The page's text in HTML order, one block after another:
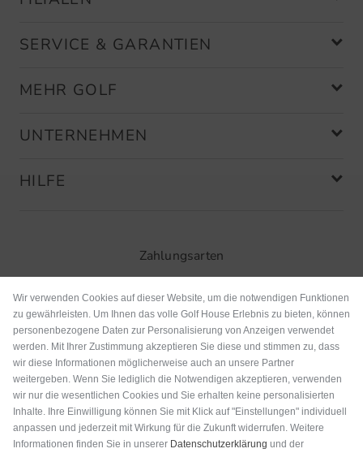
SERVICE & GARANTIEN
MEHR GOLF
UNTERNEHMEN
HILFE
Zahlungsarten
Versand
Wir verwenden Cookies auf dieser Website, um die notwendigen Funktionen
zu gewährleisten. Um Ihnen das volle Golf House Erlebnis zu bieten, können
personenbezogene Daten zur Personalisierung von Anzeigen verwendet
werden. Mit Ihrer Zustimmung akzeptieren Sie diese und stimmen zu, dass
wir diese Informationen möglicherweise auch an unsere Partner
weitergeben. Wenn Sie lediglich die Notwendigen akzeptieren, verwenden
wir nur die wesentlichen Cookies und Sie erhalten keine personalisierten
Inhalte. Ihre Einwilligung können Sie mit Klick auf "Einstellungen" individuell
anpassen und jederzeit mit Wirkung für die Zukunft widerrufen. Weitere
Informationen finden Sie in unserer Datenschutzerklärung und der